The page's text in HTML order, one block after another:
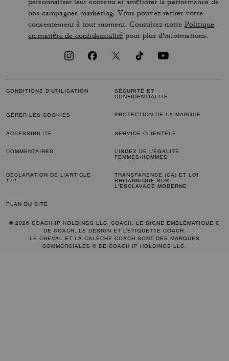
nos campagnes marketing. Vous pouvez retirer votre
consentement à tout moment. Consultez notre Politique
en matière de confidentialité pour plus d'informations.
CONDITIONS D'UTILISATION
SÉCURITÉ ET
CONFIDENTIALITÉ
GÉRER LES COOKIES PROTECTION DE LA MARQUE
ACCESSIBILITÉ SERVICE CLIENTÈLE
COMMENTAIRES
L’INDEX DE L’ÉGALITÉ
FEMMES-HOMMES
DÉCLARATION DE L'ARTICLE
172
TRANSPARENCE (CA) ET LOI
BRITANNIQUE SUR
L'ESCLAVAGE MODERNE
PLAN DU SITE
© 2026 COACH IP HOLDINGS LLC. COACH, LE SIGNE EMBLÉMATIQUE C
DE COACH, LE DESIGN ET L’ÉTIQUETTE COACH,
LE CHEVAL ET LA CALÈCHE COACH SONT DES MARQUES
COMMERCIALES ® DE COACH IP HOLDINGS LLC.